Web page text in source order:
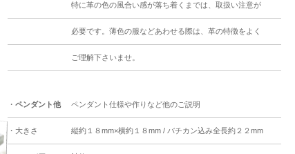
特に革の色の風合い感が落ち着くまでは、取扱い注意が
必要です。薄色の服などあわせる際は、革の特徴をよく
ご理解下さいませ。
・ ペンダント他 ペンダント仕様や作りなど他のご説明
・大きさ 縦約１８mm×横約１８mm / バチカン込み全長約２２mm